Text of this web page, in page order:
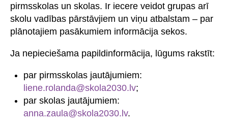
pirmsskolas un skolas. Ir iecere veidot grupas arī
skolu vadības pārstāvjiem un viņu atbalstam – par
plānotajiem pasākumiem informācija sekos.
Ja nepieciešama papildinformācija, lūgums rakstīt:
par pirmsskolas jautājumiem:
liene.rolanda@skola2030.lv;
par skolas jautājumiem:
anna.zaula@skola2030.lv.